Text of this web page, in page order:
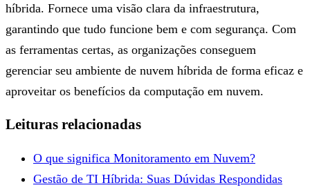
híbrida. Fornece uma visão clara da infraestrutura,
garantindo que tudo funcione bem e com segurança. Com
as ferramentas certas, as organizações conseguem
gerenciar seu ambiente de nuvem híbrida de forma eficaz e
aproveitar os benefícios da computação em nuvem.
Leituras relacionadas
O que significa Monitoramento em Nuvem?
Gestão de TI Híbrida: Suas Dúvidas Respondidas